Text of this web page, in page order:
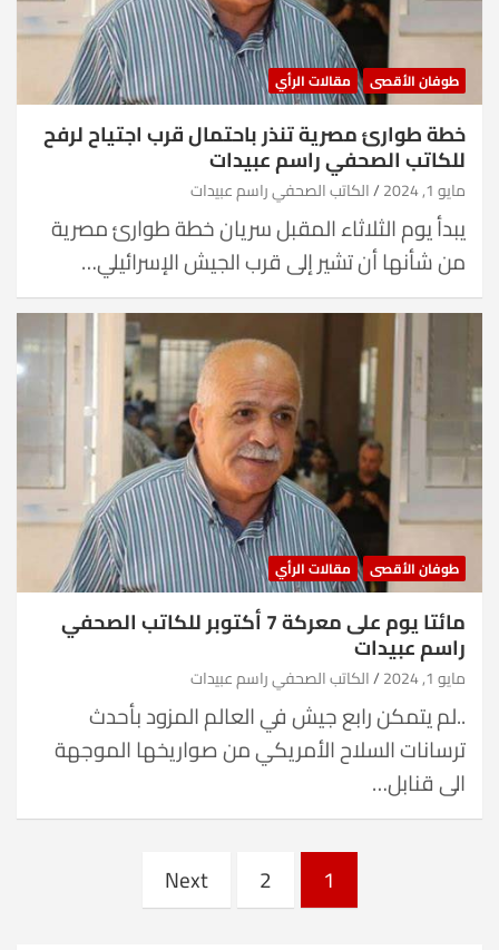
طوفان الأقصى مقالات الرأي
خطة طوارئ مصرية تنذر باحتمال قرب اجتياح لرفح
للكاتب الصحفي راسم عبيدات
مايو 1, 2024 الكاتب الصحفي راسم عبيدات
يبدأ يوم الثلاثاء المقبل سريان خطة طوارئ مصرية
من شأنها أن تشير إلى قرب الجيش الإسرائيلي…
طوفان الأقصى مقالات الرأي
مائتا يوم على معركة 7 أكتوبر للكاتب الصحفي
راسم عبيدات
مايو 1, 2024 الكاتب الصحفي راسم عبيدات
..لم يتمكن رابع جيش في العالم المزود بأحدث
ترسانات السلاح الأمريكي من صواريخها الموجهة
الى قنابل…
pagination
1
2
Next